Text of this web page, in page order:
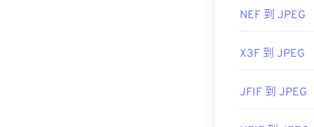
NEF 到 JPEG
X3F 到 JPEG
JFIF 到 JPEG